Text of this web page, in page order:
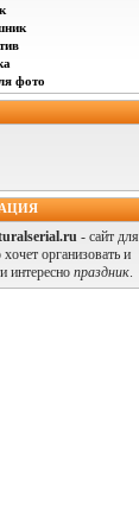
фото
- сайт для
хочет организовать и
интересно праздник.